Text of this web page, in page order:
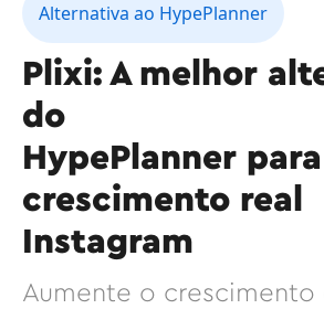
Alternativa ao HypePlanner
Plixi: A melhor
do
HypePlanner
crescimento real
Instagram
Aumente o crescimento